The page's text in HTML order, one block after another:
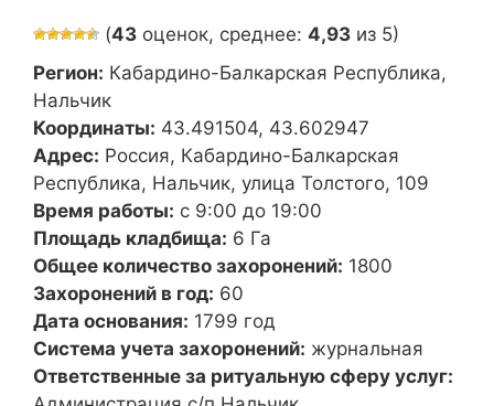
(43 оценок, среднее: 4,93 из 5)
Регион: Кабардино-Балкарская Республика,
Нальчик
Координаты: 43.491504, 43.602947
Адрес: Россия, Кабардино-Балкарская
Республика, Нальчик, улица Толстого, 109
Время работы: с 9:00 до 19:00
Площадь кладбища: 6 Га
Общее количество захоронений: 1800
Захоронений в год: 60
Дата основания: 1799 год
Система учета захоронений: журнальная
Ответственные за ритуальную сферу услуг: